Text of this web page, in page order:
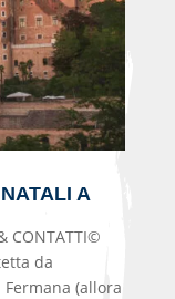
A
CONTATTI©
da
(allora